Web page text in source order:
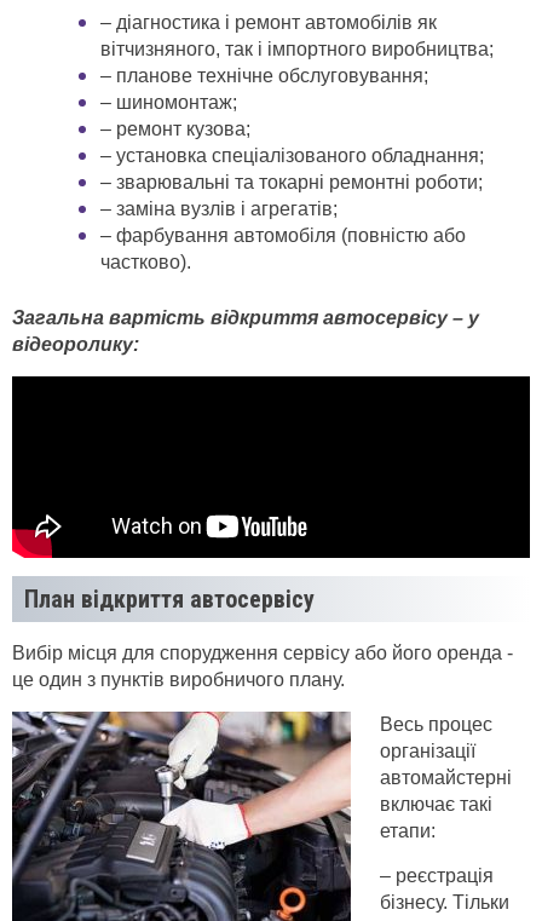
– діагностика і ремонт автомобілів як
вітчизняного, так і імпортного виробництва;
– планове технічне обслуговування;
– шиномонтаж;
– ремонт кузова;
– установка спеціалізованого обладнання;
– зварювальні та токарні ремонтні роботи;
– заміна вузлів і агрегатів;
– фарбування автомобіля (повністю або
частково).
Загальна вартість відкриття автосервісу – у
відеоролику:
План відкриття автосервісу
Вибір місця для спорудження сервісу або його оренда -
це один з пунктів виробничого плану.
Весь процес
організації
автомайстерні
включає такі
етапи:
– реєстрація
бізнесу. Тільки